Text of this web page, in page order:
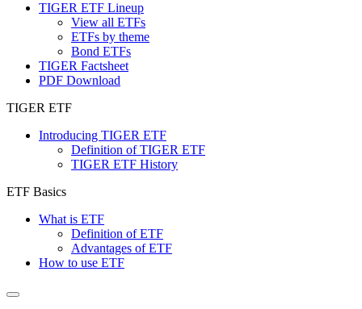
TIGER ETF Lineup
View all ETFs
ETFs by theme
Bond ETFs
TIGER Factsheet
PDF Download
TIGER ETF
Introducing TIGER ETF
Definition of TIGER ETF
TIGER ETF History
ETF Basics
What is ETF
Definition of ETF
Advantages of ETF
How to use ETF